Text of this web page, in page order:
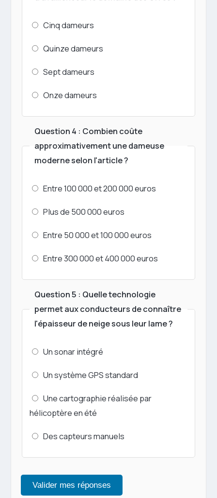
Cinq dameurs
Quinze dameurs
Sept dameurs
Onze dameurs
Question 4 : Combien coûte
approximativement une dameuse
moderne selon l'article ?
Entre 100 000 et 200 000 euros
Plus de 500 000 euros
Entre 50 000 et 100 000 euros
Entre 300 000 et 400 000 euros
Question 5 : Quelle technologie
permet aux conducteurs de connaître
l'épaisseur de neige sous leur lame ?
Un sonar intégré
Un système GPS standard
Une cartographie réalisée par
hélicoptère en été
Des capteurs manuels
Valider mes réponses